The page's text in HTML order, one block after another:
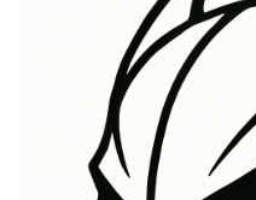
Berserk khám phá ý
nguy cơ áp đảo, vượt
sự song hành của bản
chọn xăm hình Berserk,
kiên cường đối mặt với
những khát vọng của
thường đầy thử thách